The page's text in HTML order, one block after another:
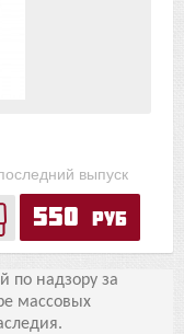
выпуск
550 руб
по надзору за
массовых